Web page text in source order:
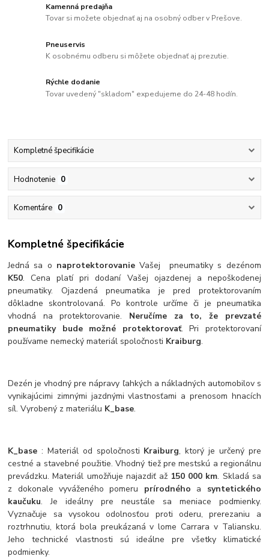
Kamenná predajňa
Tovar si možete objednať aj na osobný odber v Prešove.
Pneuservis
K osobnému odberu si môžete objednať aj prezutie.
Rýchle dodanie
Tovar uvedený "skladom" expedujeme do 24-48 hodín.
Kompletné špecifikácie
Hodnotenie 0
Komentáre 0
Kompletné špecifikácie
Jedná sa o naprotektorovanie Vašej pneumatiky s dezénom
K50. Cena platí pri dodaní Vašej ojazdenej a nepoškodenej
pneumatiky. Ojazdená pneumatika je pred protektorovaním
dôkladne skontrolovaná. Po kontrole určíme či je pneumatika
vhodná na protektorovanie. Neručíme za to, že prevzaté
pneumatiky bude možné protektorovať. Pri protektorovaní
používame nemecký materiál spoločnosti Kraiburg.
Dezén je vhodný pre nápravy ľahkých a nákladných automobilov s
vynikajúcimi zimnými jazdnými vlastnosťami a prenosom hnacích
síl. Vyrobený z materiálu K_base.
K_base : Materiál od spoločnosti Kraiburg, ktorý je určený pre
cestné a stavebné použitie. Vhodný tiež pre mestskú a regionálnu
prevádzku. Materiál umožňuje najazdiť až 150 000 km. Skladá sa
z dokonale vyváženého pomeru prírodného a syntetického
kaučuku. Je ideálny pre neustále sa meniace podmienky.
Vyznačuje sa vysokou odolnosťou proti oderu, prerezaniu a
roztrhnutiu, ktorá bola preukázaná v lome Carrara v Taliansku.
Jeho technické vlastnosti sú ideálne pre všetky klimatické
podmienky.